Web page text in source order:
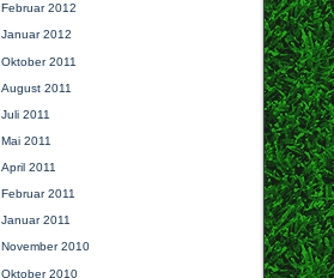
Februar 2012
Januar 2012
Oktober 2011
August 2011
Juli 2011
Mai 2011
April 2011
Februar 2011
Januar 2011
November 2010
Oktober 2010